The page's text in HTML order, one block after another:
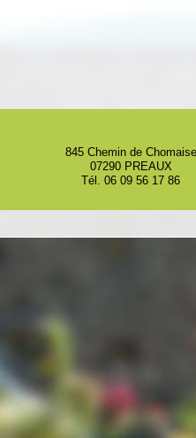
845 Chemin de Chomaise
07290 PREAUX
Tél. 06 09 56 17 86